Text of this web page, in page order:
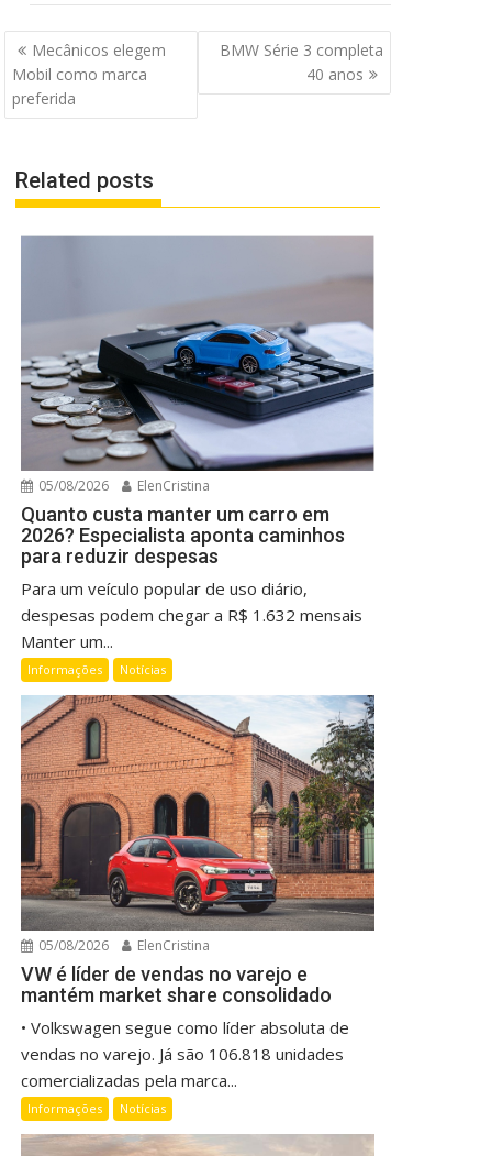
Navegação
de
Post
Mecânicos elegem
Mobil como marca
preferida
BMW Série 3 completa
40 anos
Related posts
05/08/2026 ElenCristina
Quanto custa manter um carro em
2026? Especialista aponta caminhos
para reduzir despesas
Para um veículo popular de uso diário,
despesas podem chegar a R$ 1.632 mensais
Manter um...
Informações Notícias
05/08/2026 ElenCristina
VW é líder de vendas no varejo e
mantém market share consolidado
• Volkswagen segue como líder absoluta de
vendas no varejo. Já são 106.818 unidades
comercializadas pela marca...
Informações Notícias